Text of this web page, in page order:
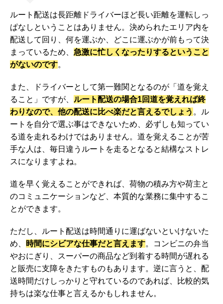
ルート配送は長距離ドライバーほど長い距離を運転しっ
ぱなしということはありません。決められたエリア内を
配送して回り、何を運ぶか、どこに運ぶかが前もって決
まっているため、 急激に忙しくなったりするということ
がないのです。
また、ドライバーとして第一難関となるのが「道を覚え
ること」ですが、 ルート配送の場合1回道を覚えれば終
わりなので、他の配送に比べ楽だと言えるでしょう 。ル
ートを自分で選ぶ事はできないため、必ずしも知ってい
る道を走れるわけではありません。道を覚えることが苦
手な人は、毎日違うルートを走るとなると結構なストレ
スになりますよね。
道を早く覚えることができれば、荷物の積み方や荷主と
のコミュニケーションなど、本質的な業務に集中するこ
とができます。
ただし、ルート配送は時間通りに運ばないといけないた
め、
時間にシビアな仕事だと言えます。コンビニの弁当
やおにぎり、スーパーの商品など到着する時間が遅れる
と販売に支障をきたすものもあります。逆に言うと、配
送時間だけしっかりと守れているのであれば、比較的気
持ちは楽な仕事と言えるかもしれません。